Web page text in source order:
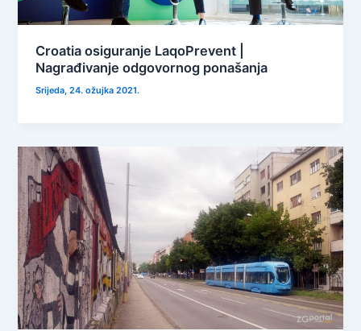
Croatia osiguranje LaqoPrevent |
Nagrađivanje odgovornog ponašanja
Srijeda, 24. ožujka 2021.